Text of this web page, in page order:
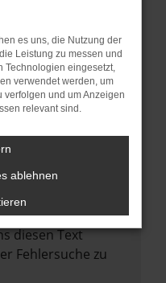
Browser und dein
neuesten Stand
nicht nur ein
kann auch dazu
Funktionen nicht
Schritte
uns bitte. Wir
Problem zu
diesen Text
Fehlersuche zu
es uns, die Nutzung der
Leistung zu messen und
Technologien eingesetzt,
verwendet werden, um
verfolgen und um Anzeigen
relevant sind.
ablehnen